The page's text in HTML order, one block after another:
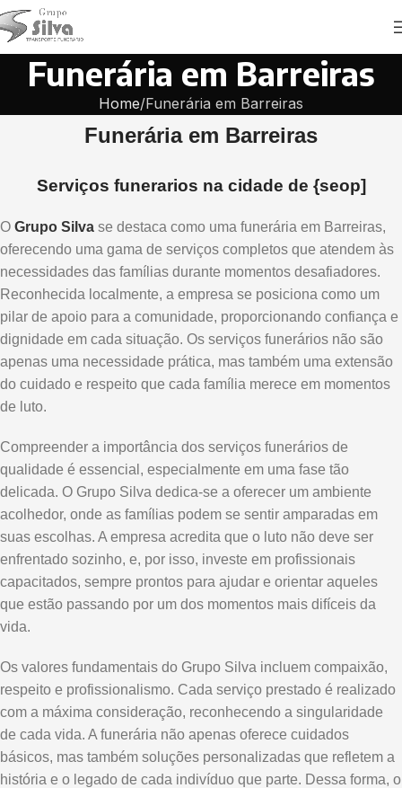
Funerária em Barreiras
Home Funerária em Barreiras
Funerária em Barreiras
Serviços funerarios na cidade de {seop]
O Grupo Silva se destaca como uma funerária em Barreiras,
oferecendo uma gama de serviços completos que atendem às
necessidades das famílias durante momentos desafiadores.
Reconhecida localmente, a empresa se posiciona como um
pilar de apoio para a comunidade, proporcionando confiança e
dignidade em cada situação. Os serviços funerários não são
apenas uma necessidade prática, mas também uma extensão
do cuidado e respeito que cada família merece em momentos
de luto.
Compreender a importância dos serviços funerários de
qualidade é essencial, especialmente em uma fase tão
delicada. O Grupo Silva dedica-se a oferecer um ambiente
acolhedor, onde as famílias podem se sentir amparadas em
suas escolhas. A empresa acredita que o luto não deve ser
enfrentado sozinho, e, por isso, investe em profissionais
capacitados, sempre prontos para ajudar e orientar aqueles
que estão passando por um dos momentos mais difíceis da
vida.
Os valores fundamentais do Grupo Silva incluem compaixão,
respeito e profissionalismo. Cada serviço prestado é realizado
com a máxima consideração, reconhecendo a singularidade
de cada vida. A funerária não apenas oferece cuidados
básicos, mas também soluções personalizadas que refletem a
história e o legado de cada indivíduo que parte. Dessa forma, o